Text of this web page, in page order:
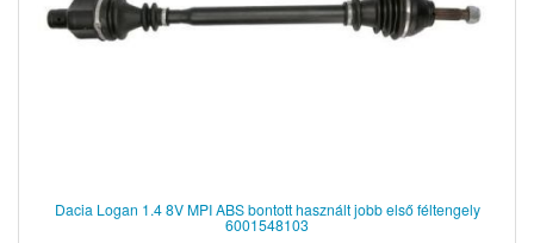
Dacia Logan 1.4 8V MPI ABS bontott használt jobb első féltengely
6001548103